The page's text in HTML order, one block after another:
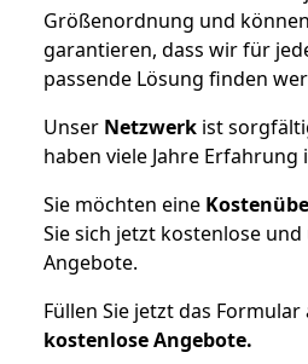
Größenordnung und
garantieren, dass wir für
passende Lösung finden
Unser Netzwerk ist
haben viele Jahre
Sie möchten eine
Sie sich jetzt kostenlose
Angebote.
Füllen Sie jetzt das
kostenloseAngebote.